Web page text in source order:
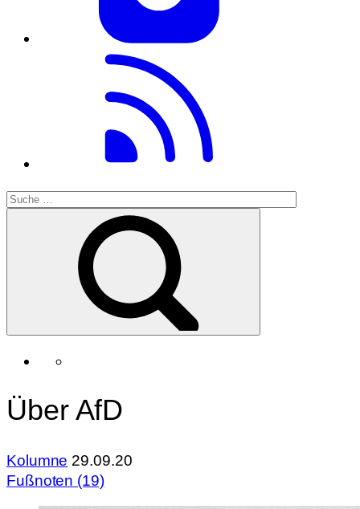
Über AfD
Kolumne 29.09.20
Fußnoten (19)